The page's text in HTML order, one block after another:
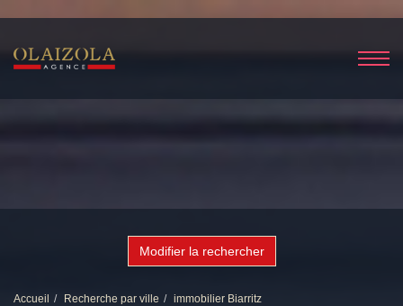
Modifier la rechercher
Accueil Recherche par ville immobilier Biarritz